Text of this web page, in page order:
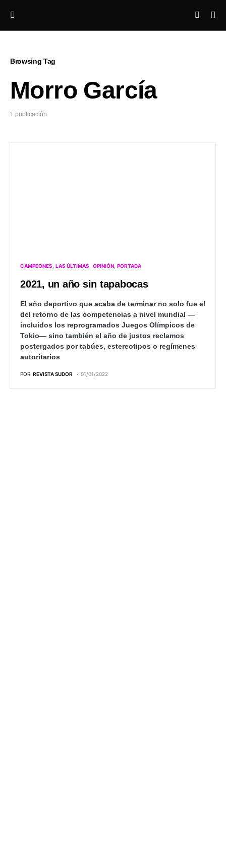
Browsing Tag
Morro García
1 publicación
CAMPEONES LAS ÚLTIMAS OPINIÓN PORTADA
2021, un año sin tapabocas
El año deportivo que acaba de terminar no solo fue el
del retorno de las competencias a nivel mundial —
incluidos los reprogramados Juegos Olímpicos de
Tokio— sino también el año de justos reclamos
postergados por tabúes, estereotipos o regímenes
autoritarios
POR REVISTA SUDOR 01/01/2022